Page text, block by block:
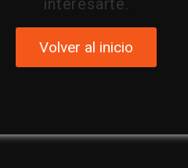
interesarte.
Volver al inicio